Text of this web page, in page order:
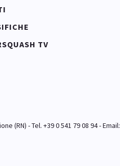
TV
(RN) - Tel. +39 0 541 79 08 94 - Email: